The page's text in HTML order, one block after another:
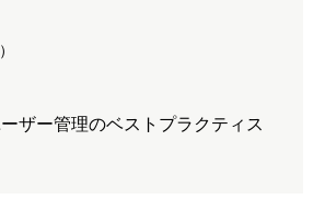
ザー管理のベストプラクティス